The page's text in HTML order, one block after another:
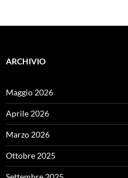
ARCHIVIO
Maggio 2026
Aprile 2026
Marzo 2026
Ottobre 2025